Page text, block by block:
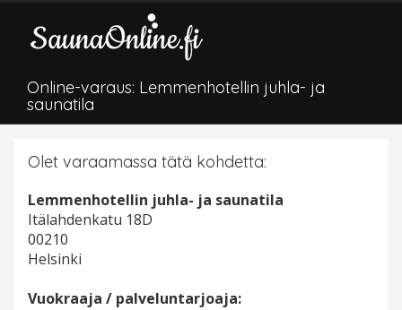
Online-varaus: Lemmenhotellin juhla- ja
saunatila
Olet varaamassa tätä kohdetta:
Lemmenhotellin juhla- ja saunatila
Itälahdenkatu 18D
00210
Helsinki
Vuokraaja / palveluntarjoaja: